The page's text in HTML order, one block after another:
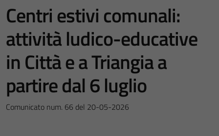
Centri estivi comunali:
attività ludico-educative
in Città e a Triangia a
partire dal 6 luglio
Comunicato num. 66 del 20-05-2026